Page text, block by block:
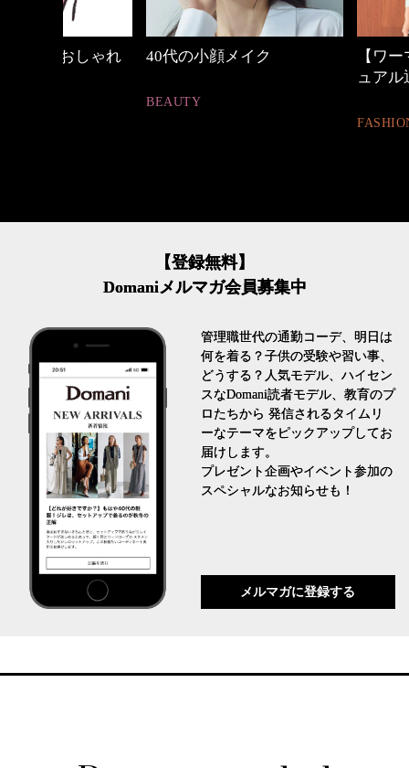
40代の小顔メイク
【ワーママのきれ
ュアル通勤】
【登録無料】
Domaniメルマガ会員募集中
管理職世代の通勤コーデ、明日は
何を着る？子供の受験や習い事、
どうする？人気モデル、ハイセン
スなDomani読者モデル、教育のプ
ロたちから 発信されるタイムリ
ーなテーマをピックアップしてお
届けします。
プレゼント企画やイベント参加の
スペシャルなお知らせも！
メルマガに登録する